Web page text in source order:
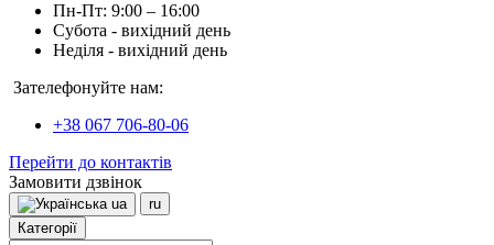
Пн-Пт: 9:00 – 16:00
Субота - вихідний день
Неділя - вихідний день
Зателефонуйте нам:
+38 067 706-80-06
Перейти до контактів
Замовити дзвінок
ua
ru
Категорії